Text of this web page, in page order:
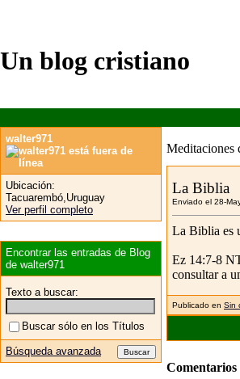
Un blog cristiano
Meditaciones
La Biblia
Enviado el 28-
La Biblia es
Ez 14:7-8
consultar a
Publicado en Sin
Comentarios
walter971
Ubicación:
Tacuarembó,Uruguay
Ver perfil completo
Encontrar las entradas de Blog
de walter971
Texto a buscar:
Buscar sólo en los Títulos
Búsqueda avanzada